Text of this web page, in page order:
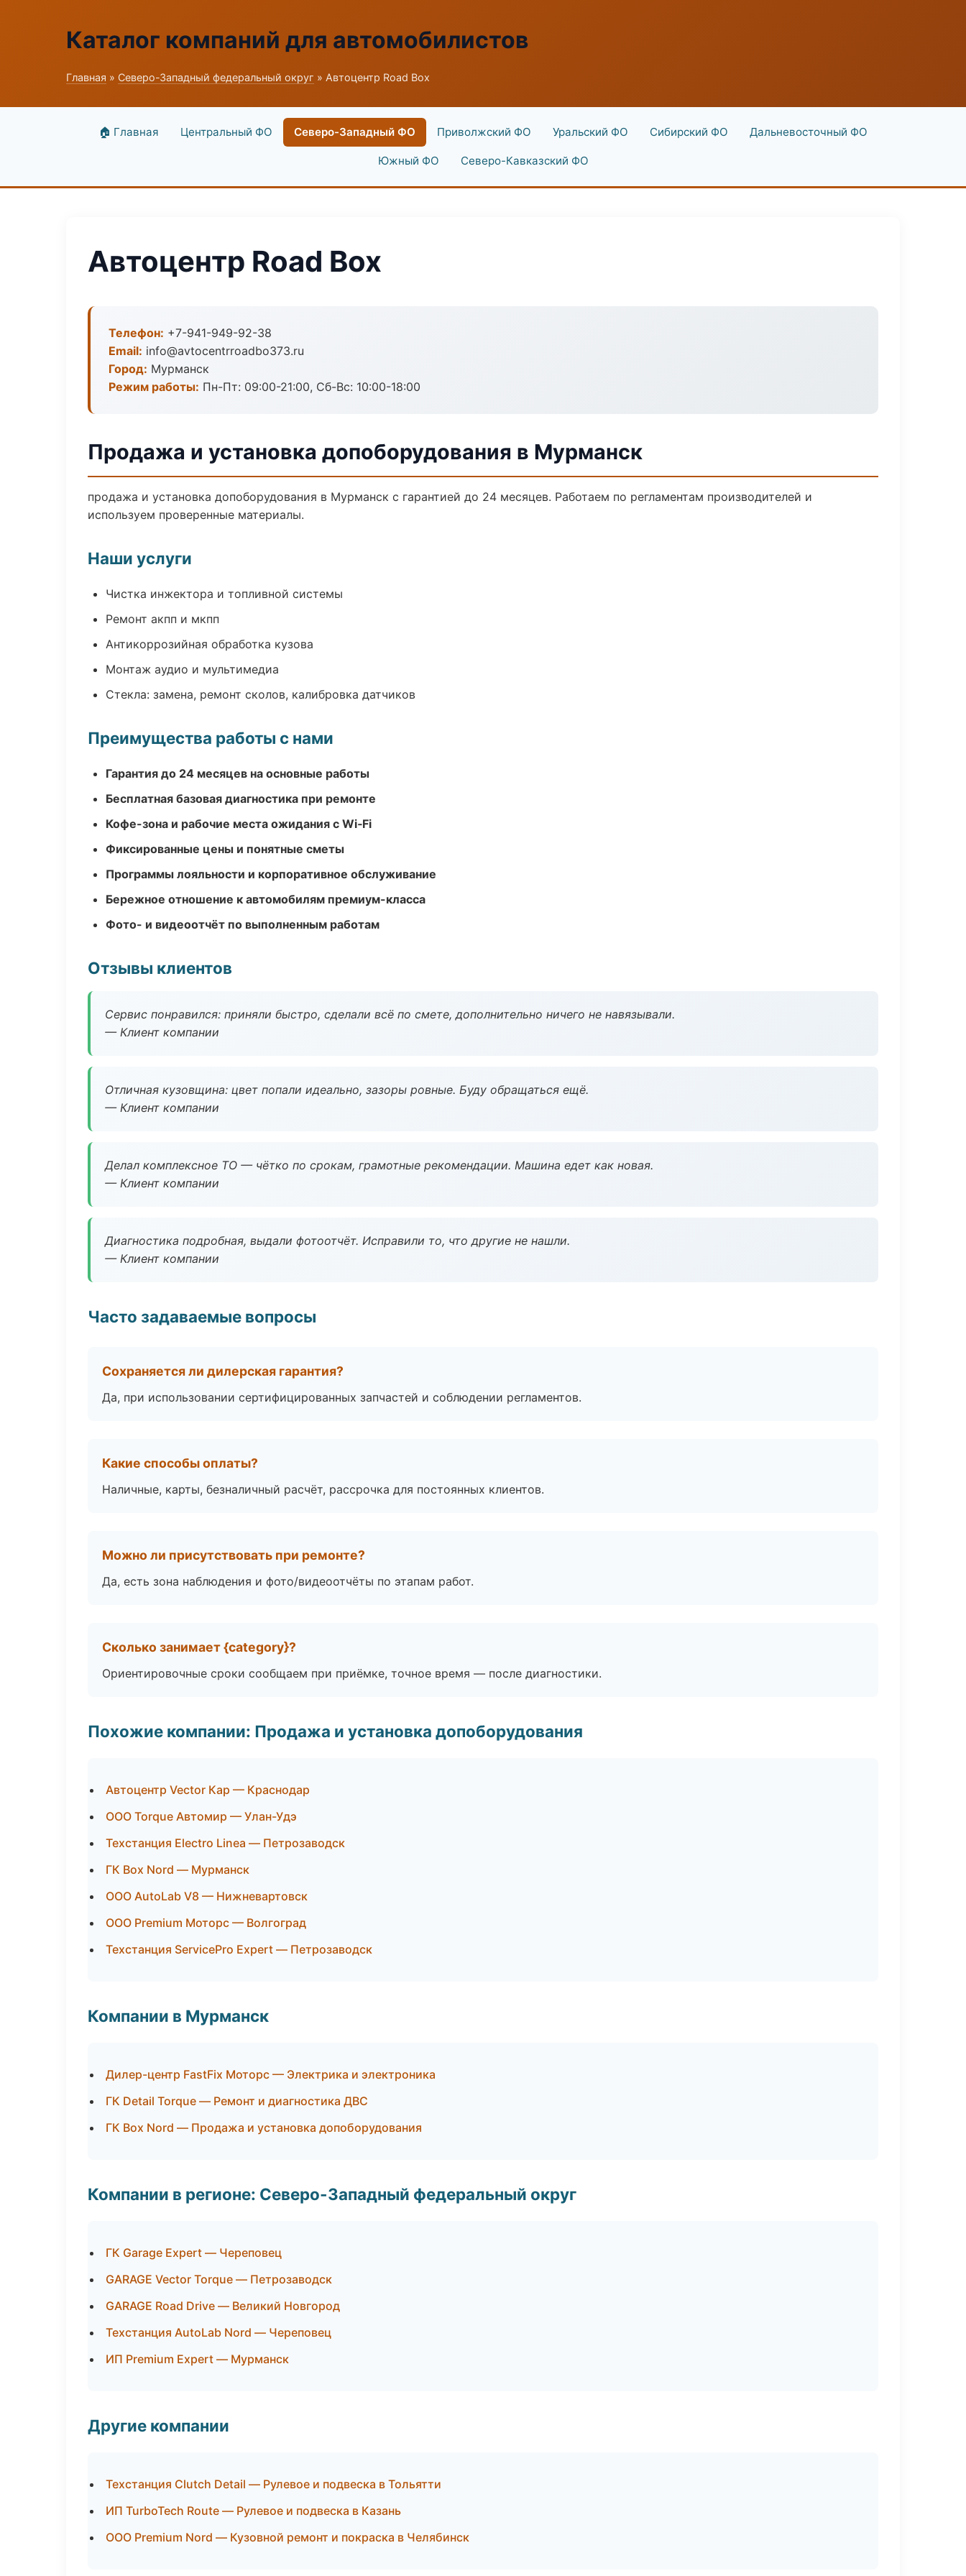
Каталог компаний для автомобилистов
Главная » Северо-Западный федеральный округ » Автоцентр Road Box
🏠 Главная Центральный ФО Северо-Западный ФО Приволжский ФО Уральский ФО Сибирский ФО Дальневосточный ФО
Южный ФО Северо-Кавказский ФО
Автоцентр Road Box
Телефон: +7-941-949-92-38
Email: info@avtocentrroadbo373.ru
Город: Мурманск
Режим работы: Пн-Пт: 09:00-21:00, Сб-Вс: 10:00-18:00
Продажа и установка допоборудования в Мурманск
продажа и установка допоборудования в Мурманск с гарантией до 24 месяцев. Работаем по регламентам производителей и
используем проверенные материалы.
Наши услуги
Чистка инжектора и топливной системы
Ремонт акпп и мкпп
Антикоррозийная обработка кузова
Монтаж аудио и мультимедиа
Стекла: замена, ремонт сколов, калибровка датчиков
Преимущества работы с нами
Гарантия до 24 месяцев на основные работы
Бесплатная базовая диагностика при ремонте
Кофе-зона и рабочие места ожидания с Wi‑Fi
Фиксированные цены и понятные сметы
Программы лояльности и корпоративное обслуживание
Бережное отношение к автомобилям премиум-класса
Фото- и видеоотчёт по выполненным работам
Отзывы клиентов
Сервис понравился: приняли быстро, сделали всё по смете, дополнительно ничего не навязывали.
— Клиент компании
Отличная кузовщина: цвет попали идеально, зазоры ровные. Буду обращаться ещё.
— Клиент компании
Делал комплексное ТО — чётко по срокам, грамотные рекомендации. Машина едет как новая.
— Клиент компании
Диагностика подробная, выдали фотоотчёт. Исправили то, что другие не нашли.
— Клиент компании
Часто задаваемые вопросы
Сохраняется ли дилерская гарантия?
Да, при использовании сертифицированных запчастей и соблюдении регламентов.
Какие способы оплаты?
Наличные, карты, безналичный расчёт, рассрочка для постоянных клиентов.
Можно ли присутствовать при ремонте?
Да, есть зона наблюдения и фото/видеоотчёты по этапам работ.
Сколько занимает {category}?
Ориентировочные сроки сообщаем при приёмке, точное время — после диагностики.
Похожие компании: Продажа и установка допоборудования
Автоцентр Vector Кар — Краснодар
ООО Torque Автомир — Улан-Удэ
Техстанция Electro Linea — Петрозаводск
ГК Box Nord — Мурманск
ООО AutoLab V8 — Нижневартовск
ООО Premium Моторс — Волгоград
Техстанция ServicePro Expert — Петрозаводск
Компании в Мурманск
Дилер-центр FastFix Моторс — Электрика и электроника
ГК Detail Torque — Ремонт и диагностика ДВС
ГК Box Nord — Продажа и установка допоборудования
Компании в регионе: Северо-Западный федеральный округ
ГК Garage Expert — Череповец
GARAGE Vector Torque — Петрозаводск
GARAGE Road Drive — Великий Новгород
Техстанция AutoLab Nord — Череповец
ИП Premium Expert — Мурманск
Другие компании
Техстанция Clutch Detail — Рулевое и подвеска в Тольятти
ИП TurboTech Route — Рулевое и подвеска в Казань
ООО Premium Nord — Кузовной ремонт и покраска в Челябинск